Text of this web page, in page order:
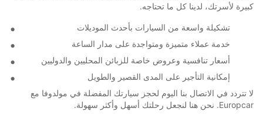
كبيرة لأسرتك، لدينا كل ما تحتاجه.
تشكيلة واسعة من السيارات بأحدث الموديلات
خدمة عملاء متميزة ومتواجدة على مدار الساعة
أسعار تنافسية وعروض خاصة للزبائن المحليين والدوليين
إمكانية التأجير على المدى القصير والطويل
لا تتردد في الاتصال بنا اليوم لحجز سيارتك المفضلة في مولدوفا مع
Europcar. نحن هنا لنجعل رحلتك أسهل وأكثر سهولة.